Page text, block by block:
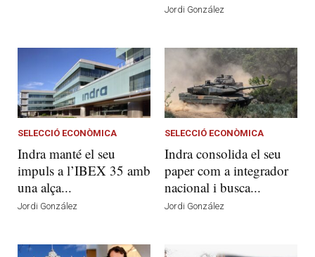
Jordi González
SELECCIÓ ECONÒMICA
Indra manté el seu
impuls a l’IBEX 35 amb
una alça...
Jordi González
SELECCIÓ ECONÒMICA
Indra consolida el seu
paper com a integrador
nacional i busca...
Jordi González